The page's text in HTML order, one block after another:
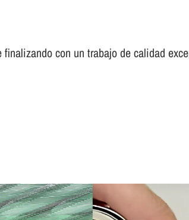
con un trabajo de calidad